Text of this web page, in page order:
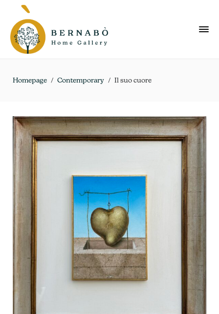
Homepage / Contemporary / Il suo cuore